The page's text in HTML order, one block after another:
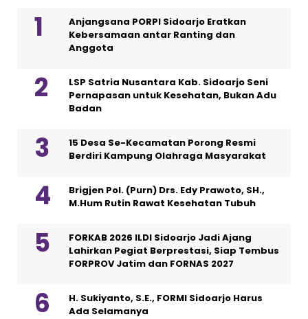
Anjangsana PORPI Sidoarjo Eratkan
Kebersamaan antar Ranting dan
Anggota
LSP Satria Nusantara Kab. Sidoarjo Seni
Pernapasan untuk Kesehatan, Bukan Adu
Badan
15 Desa Se-Kecamatan Porong Resmi
Berdiri Kampung Olahraga Masyarakat
Brigjen Pol. (Purn) Drs. Edy Prawoto, SH.,
M.Hum Rutin Rawat Kesehatan Tubuh
FORKAB 2026 ILDI Sidoarjo Jadi Ajang
Lahirkan Pegiat Berprestasi, Siap Tembus
FORPROV Jatim dan FORNAS 2027
H. Sukiyanto, S.E., FORMI Sidoarjo Harus
Ada Selamanya